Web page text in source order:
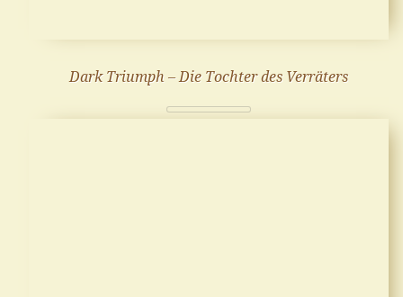
Dark Triumph – Die Tochter des Verräters